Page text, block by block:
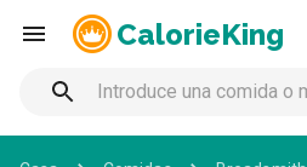
CalorieKing